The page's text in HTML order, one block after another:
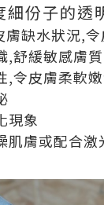
份子的透
缺水狀況,
,舒緩敏感膚質
,令皮膚柔軟
現象
膚或配合激